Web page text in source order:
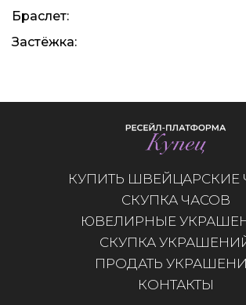
Браслет:
Застёжка:
КУПИТЬ ШВЕЙЦАРСКИЕ
СКУПКА ЧАСОВ
ЮВЕЛИРНЫЕ
СКУПКА
ПРОДАТЬ
КОНТАКТЫ